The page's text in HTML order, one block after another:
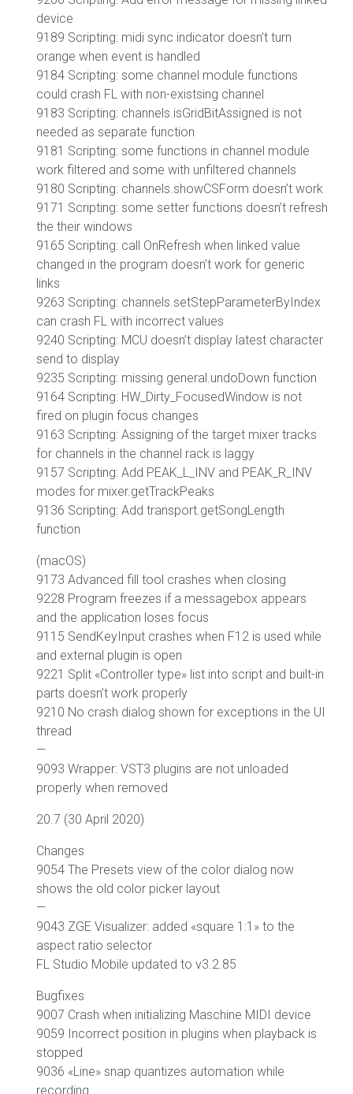
device
9189 Scripting: midi sync indicator doesn’t turn
orange when event is handled
9184 Scripting: some channel module functions
could crash FL with non-existsing channel
9183 Scripting: channels.isGridBitAssigned is not
needed as separate function
9181 Scripting: some functions in channel module
work filtered and some with unfiltered channels
9180 Scripting: channels.showCSForm doesn’t work
9171 Scripting: some setter functions doesn’t refresh
the their windows
9165 Scripting: call OnRefresh when linked value
changed in the program doesn’t work for generic
links
9263 Scripting: channels.setStepParameterByIndex
can crash FL with incorrect values
9240 Scripting: MCU doesn’t display latest character
send to display
9235 Scripting: missing general.undoDown function
9164 Scripting: HW_Dirty_FocusedWindow is not
fired on plugin focus changes
9163 Scripting: Assigning of the target mixer tracks
for channels in the channel rack is laggy
9157 Scripting: Add PEAK_L_INV and PEAK_R_INV
modes for mixer.getTrackPeaks
9136 Scripting: Add transport.getSongLength
function
(macOS)
9173 Advanced fill tool crashes when closing
9228 Program freezes if a messagebox appears
and the application loses focus
9115 SendKeyInput crashes when F12 is used while
and external plugin is open
9221 Split «Controller type» list into script and built-in
parts doesn’t work properly
9210 No crash dialog shown for exceptions in the UI
thread
—
9093 Wrapper: VST3 plugins are not unloaded
properly when removed
20.7 (30 April 2020)
Changes
9054 The Presets view of the color dialog now
shows the old color picker layout
—
9043 ZGE Visualizer: added «square 1:1» to the
aspect ratio selector
FL Studio Mobile updated to v3.2.85
Bugfixes
9007 Crash when initializing Maschine MIDI device
9059 Incorrect position in plugins when playback is
stopped
9036 «Line» snap quantizes automation while
recording